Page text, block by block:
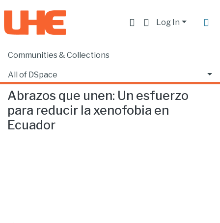
Log In
Communities & Collections
All of DSpace
Statistics
Home
Abrazos que unen: Un esfuerzo
para reducir la xenofobia en
Ecuador